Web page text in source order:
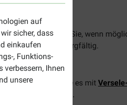
auf
sicher, dass
einkaufen
, Funktions-
verbessern, Ihnen
unsere
steht. Halten Sie, wenn
Packung sorgfältig.
Wie wäre es mit
für .